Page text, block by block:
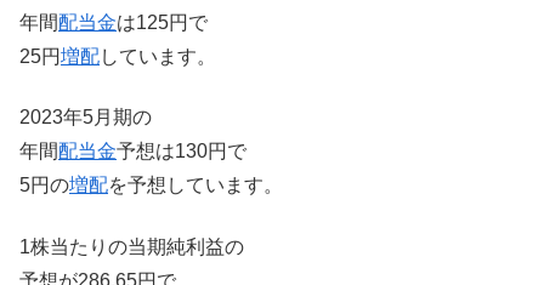
年間配当金は125円で
25円増配しています。
2023年5月期の
年間配当金予想は130円で
5円の増配を予想しています。
1株当たりの当期純利益の
予想が286.65円で